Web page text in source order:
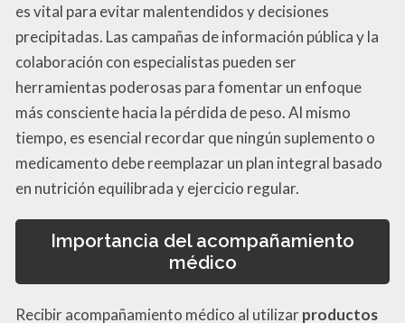
es vital para evitar malentendidos y decisiones
precipitadas. Las campañas de información pública y la
colaboración con especialistas pueden ser
herramientas poderosas para fomentar un enfoque
más consciente hacia la pérdida de peso. Al mismo
tiempo, es esencial recordar que ningún suplemento o
medicamento debe reemplazar un plan integral basado
en nutrición equilibrada y ejercicio regular.
Importancia del acompañamiento
médico
Recibir acompañamiento médico al utilizarproductos